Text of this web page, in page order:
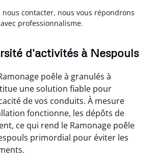
nous contacter, nous vous répondrons
avec professionnalisme.
d'activités à Nespouls
poêle à granulés à
une solution fiable pour
de vos conduits. À mesure
fonctionne, les dépôts de
ce qui rend le Ramonage poêle
primordial pour éviter les